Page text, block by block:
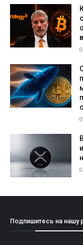
Подпишитесь на нашу